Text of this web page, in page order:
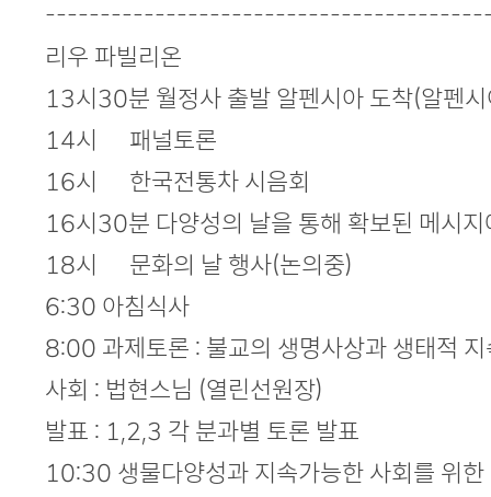
리우 파빌리온
13시30분 월정사 출발 알펜시아 도착(알펜
14시 패널토론
16시 한국전통차 시음회
16시30분 다양성의 날을 통해 확보된 메시
18시 문화의 날 행사(논의중)
6:30 아침식사
8:00 과제토론 : 불교의 생명사상과 생태적
사회 : 법현스님 (열린선원장)
발표 : 1,2,3 각 분과별 토론 발표
10:30 생물다양성과 지속가능한 사회를 위